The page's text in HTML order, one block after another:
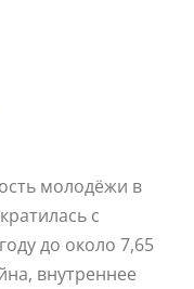
молодёжи в
с
до около 7,65
внутреннее